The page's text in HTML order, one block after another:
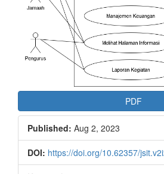
PDF
Published: Aug 2, 2023
DOI: https://doi.org/10.62357/